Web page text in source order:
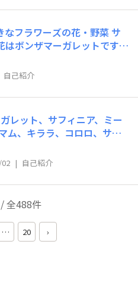
へんてこりん」な事を常に
https://ww
はボンザマーガレットです。
す。 昨年はさくらもこも
した"( ́•ૢ⌔•ૢ ̀)♡✨他にもサ
趣味
ちゃん💗 スポーツ観
て拝見させて頂けて😊💕 楽
リーさんのsunsunガーデ
っと初められました😅 皆
イペースな投稿にまりま
願いします₍₍ ू(ᴗ̤ .̮ ᴗ̤ ू̀ )₎₎ෆ
自己紹介
ム、キララ、コロロ、サフ
んパトロ
| 自己紹介
全488件
… 20 ›